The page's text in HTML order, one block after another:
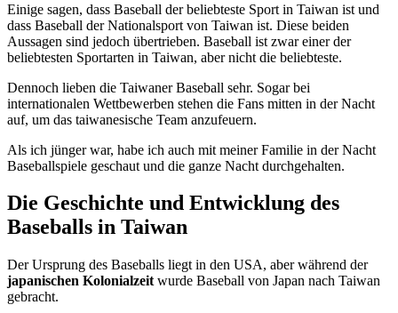
Einige sagen, dass Baseball der beliebteste Sport in Taiwan ist und
dass Baseball der Nationalsport von Taiwan ist. Diese beiden
Aussagen sind jedoch übertrieben. Baseball ist zwar einer der
beliebtesten Sportarten in Taiwan, aber nicht die beliebteste.
Dennoch lieben die Taiwaner Baseball sehr. Sogar bei
internationalen Wettbewerben stehen die Fans mitten in der Nacht
auf, um das taiwanesische Team anzufeuern.
Als ich jünger war, habe ich auch mit meiner Familie in der Nacht
Baseballspiele geschaut und die ganze Nacht durchgehalten.
Die Geschichte und Entwicklung des
Baseballs in Taiwan
Der Ursprung des Baseballs liegt in den USA, aber während der
japanischen Kolonialzeit wurde Baseball von Japan nach Taiwan
gebracht.